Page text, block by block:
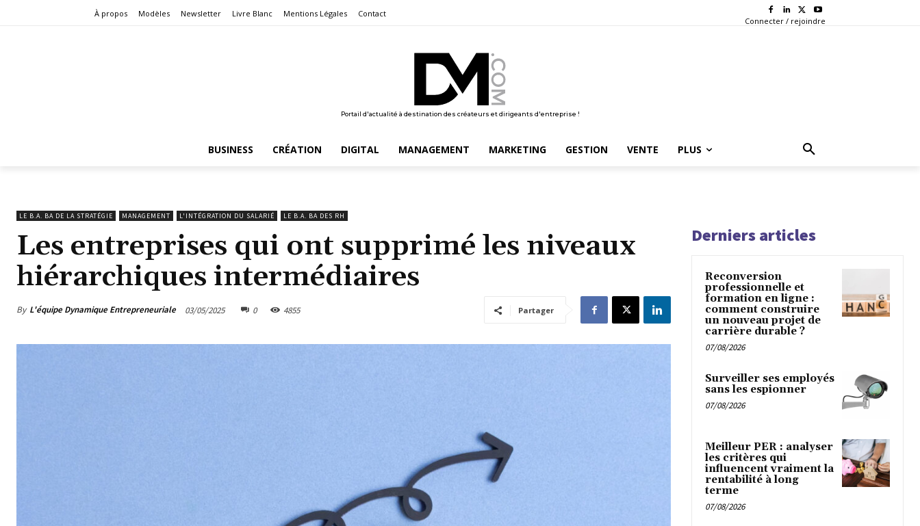
À propos Modèles Newsletter Livre Blanc Mentions Légales Contact
Connecter / rejoindre
Portail d'actualité à destination des créateurs et dirigeants d'entreprise !
BUSINESS CRÉATION DIGITAL MANAGEMENT MARKETING GESTION VENTE PLUS
LE B.A. BA DE LA STRATÉGIE MANAGEMENT L'INTÉGRATION DU SALARIÉ LE B.A. BA DES RH
Les entreprises qui ont supprimé les niveaux
hiérarchiques intermédiaires
By L'équipe Dynamique Entrepreneuriale 03/05/2025 0 4855 Partager
Derniers articles
Reconversion
professionnelle et
formation en ligne :
comment construire
un nouveau projet de
carrière durable ?
07/08/2026
Surveiller ses employés
sans les espionner
07/08/2026
Meilleur PER : analyser
les critères qui
influencent vraiment la
rentabilité à long
terme
07/08/2026